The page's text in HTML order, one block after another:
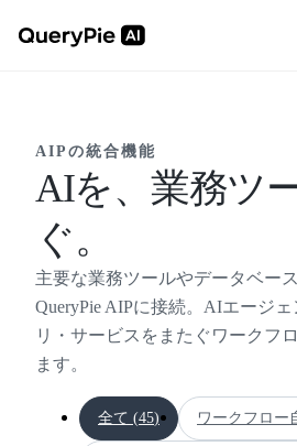
AIPの統合機能
AIを、業務ツ
ぐ。
主要な業務ツールやデータベー
QueryPie AIPに接続。AIエージ
リ・サービスをまたぐワークフ
ます。
全て (45) ワークフロー